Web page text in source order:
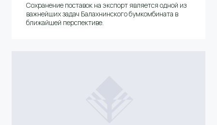
Сохранение поставок на экспорт является одной из
важнейших задач Балахнинского бумкомбината в
ближайшей перспективе.